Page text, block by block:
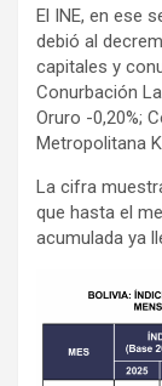
El INE, en ese
debió al
capitales y
Conurbación
Oruro -0,20%;
Metropolitana
La cifra
que hasta el
acumulada ya